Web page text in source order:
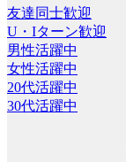
友達同士歓迎
U・Iターン歓迎
男性活躍中
女性活躍中
20代活躍中
30代活躍中